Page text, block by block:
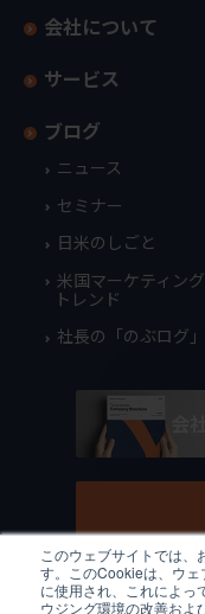
このウェブサイトでは
す。このCookieは、ウ
に使用され、これによっ
ウジング環境の改善およ
会社について
サービス
ブログ
ニュース
セミナー
日米のしごと
米国マーケティング
トレンド
社長の「のぶログ」